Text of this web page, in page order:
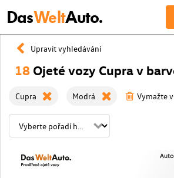
DasWeltAuto.
Upravit vyhledávání
18 Ojeté vozy Cupra v
Cupra Modrá Vymažte